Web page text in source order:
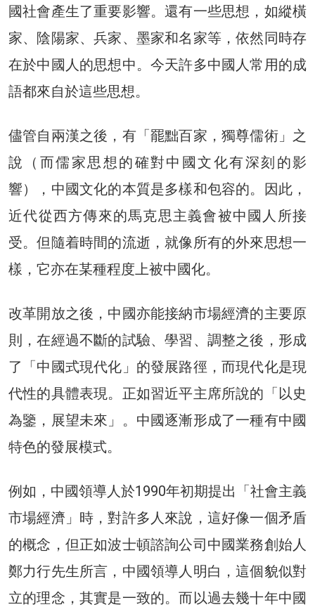
國社會產生了重要影響。還有一些思想，如縱橫
家、陰陽家、兵家、墨家和名家等，依然同時存
在於中國人的思想中。今天許多中國人常用的成
語都來自於這些思想。
儘管自兩漢之後，有「罷黜百家，獨尊儒術」之
說（而儒家思想的確對中國文化有深刻的影
響），中國文化的本質是多樣和包容的。因此，
近代從西方傳來的馬克思主義會被中國人所接
受。但隨着時間的流逝，就像所有的外來思想一
樣，它亦在某種程度上被中國化。
改革開放之後，中國亦能接納市場經濟的主要原
則，在經過不斷的試驗、學習、調整之後，形成
了「中國式現代化」的發展路徑，而現代化是現
代性的具體表現。正如習近平主席所說的「以史
為鑒，展望未來」。中國逐漸形成了一種有中國
特色的發展模式。
例如，中國領導人於1990年初期提出「社會主義
市場經濟」時，對許多人來說，這好像一個矛盾
的概念，但正如波士頓諮詢公司中國業務創始人
鄭力行先生所言，中國領導人明白，這個貌似對
立的理念，其實是一致的。而以過去幾十年中國